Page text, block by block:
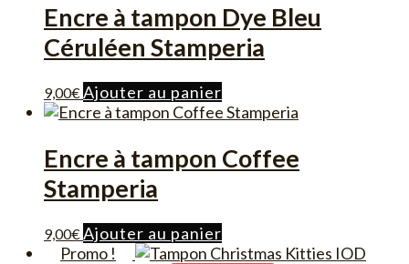
Encre à tampon Dye Bleu
Céruléen Stamperia
9,00€Ajouter au panier
Encre à tampon Coffee
Stamperia
9,00€Ajouter au panier
Promo !